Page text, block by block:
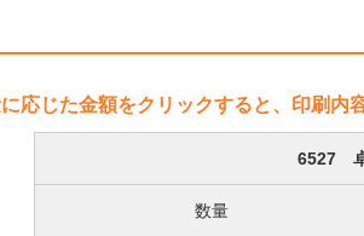
応じた金額をクリックすると、印刷内
6527
数量